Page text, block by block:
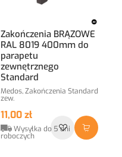
Zakończenia BRĄZOWE
RAL 8019 400mm do
parapetu
zewnętrznego
Standard
Medos, Zakończenia Standard
zew.
11,00 zł
Wysyłka do 5 dni
roboczych